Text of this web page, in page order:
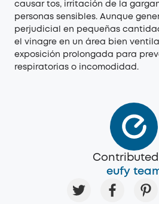
causar tos, irritación de la
personas sensibles. Aunque
perjudicial en pequeñas
el vinagre en un área bien
exposición prolongada para
respiratorias o incomodidad.
eufy